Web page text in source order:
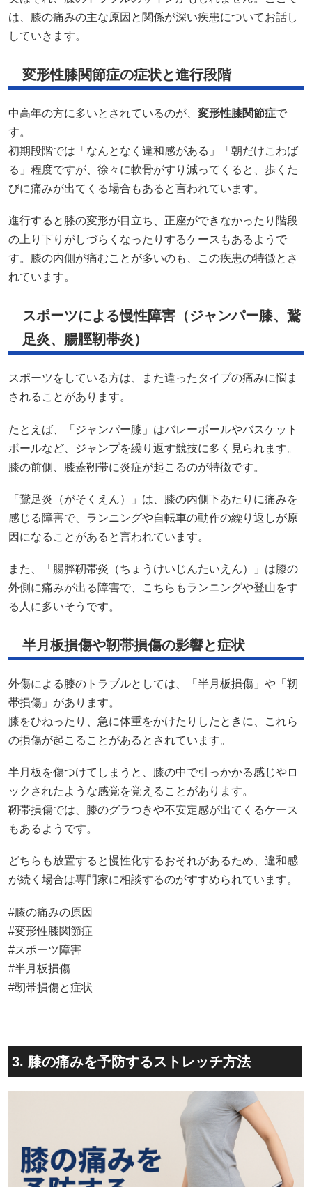
は、膝の痛みの主な原因と関係が深い疾患についてお話し
していきます。
変形性膝関節症の症状と進行段階
中高年の方に多いとされているのが、 変形性膝関節症で
す。
初期段階では「なんとなく違和感がある」「朝だけこわば
る」程度ですが、徐々に軟骨がすり減ってくると、歩くた
びに痛みが出てくる場合もあると言われています。
進行すると膝の変形が目立ち、正座ができなかったり階段
の上り下りがしづらくなったりするケースもあるようで
す。膝の内側が痛むことが多いのも、この疾患の特徴とさ
れています。
スポーツによる慢性障害（ジャンパー膝、鵞
足炎、腸脛靭帯炎）
スポーツをしている方は、また違ったタイプの痛みに悩ま
されることがあります。
たとえば、「ジャンパー膝」はバレーボールやバスケット
ボールなど、ジャンプを繰り返す競技に多く見られます。
膝の前側、膝蓋靭帯に炎症が起こるのが特徴です。
「鵞足炎（がそくえん）」は、膝の内側下あたりに痛みを
感じる障害で、ランニングや自転車の動作の繰り返しが原
因になることがあると言われています。
また、「腸脛靭帯炎（ちょうけいじんたいえん）」は膝の
外側に痛みが出る障害で、こちらもランニングや登山をす
る人に多いそうです。
半月板損傷や靭帯損傷の影響と症状
外傷による膝のトラブルとしては、「半月板損傷」や「靭
帯損傷」があります。
膝をひねったり、急に体重をかけたりしたときに、これら
の損傷が起こることがあるとされています。
半月板を傷つけてしまうと、膝の中で引っかかる感じやロ
ックされたような感覚を覚えることがあります。
靭帯損傷では、膝のグラつきや不安定感が出てくるケース
もあるようです。
どちらも放置すると慢性化するおそれがあるため、違和感
が続く場合は専門家に相談するのがすすめられています。
#膝の痛みの原因
#変形性膝関節症
#スポーツ障害
#半月板損傷
#靭帯損傷と症状
3. 膝の痛みを予防するストレッチ方法